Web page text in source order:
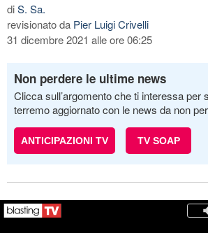
diS. Sa.
revisionato da Pier Luigi Crivelli
31 dicembre 2021 alle ore 06:25
Non perdere le ultime news
Clicca sull’argomento che ti interessa per
terremo aggiornato con le news da non
ANTICIPAZIONI TV TV SOAP